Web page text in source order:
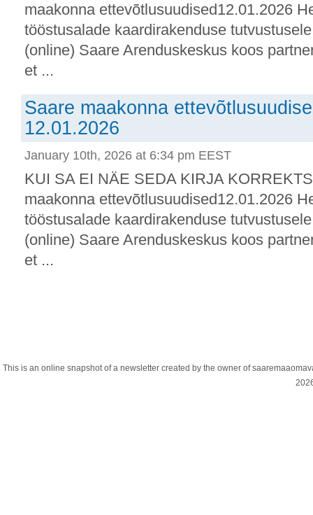
maakonna ettevõtlusuudised12.01.2026
tööstusalade kaardirakenduse
(online) Saare Arenduskeskus koos
et ...
Saare maakonna
12.01.2026
January 10th, 2026 at 6:34 pm EEST
KUI SA EI NÄE SEDA KIRJA
maakonna ettevõtlusuudised12.01.2026
tööstusalade kaardirakenduse
(online) Saare Arenduskeskus koos
et ...
This is an online snapshot of a newsletter created by the owner of